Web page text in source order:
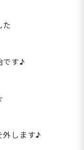
た
です♪
外します♪